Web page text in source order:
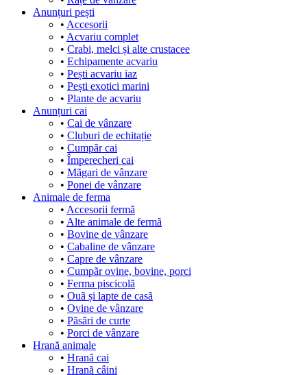
Anunțuri pești
• Accesorii
• Acvariu complet
• Crabi, melci și alte crustacee
• Echipamente acvariu
• Pești acvariu iaz
• Pești exotici marini
• Plante de acvariu
Anunțuri cai
• Cai de vânzare
• Cluburi de echitație
• Cumpãr cai
• Împerecheri cai
• Mãgari de vânzare
• Ponei de vânzare
Animale de ferma
• Accesorii fermã
• Alte animale de fermã
• Bovine de vânzare
• Cabaline de vânzare
• Capre de vânzare
• Cumpãr ovine, bovine, porci
• Ferma piscicolã
• Ouã și lapte de casã
• Ovine de vânzare
• Pãsãri de curte
• Porci de vânzare
Hrană animale
• Hranã cai
• Hranã câini